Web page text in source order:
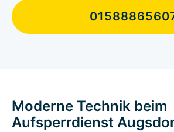
Moderne Technik beim
Aufsperrdienst